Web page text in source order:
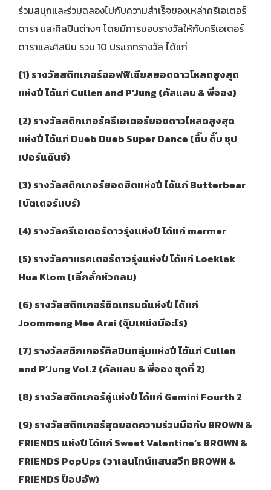
ร่วมสนุกและร่วมฉลองไปกับความสำเร็จของเหล่าครีเอเตอร์
ดารา และศิลปินต่างๆ โดยมีการมอบรางวัลให้กับครีเอเตอร์
ดาราและศิลปิน รวม 10 ประเภทรางวัล ได้แก่
(1) รางวัลสติกเกอร์ออฟฟิเชียลยอดดาวโหลดสูงสุด
แห่งปี ได้แก่ Cullen and P’Jung (คัลแลน & พี่จอง)
(2) รางวัลสติกเกอร์ครีเอเตอร์ยอดดาวโหลดสูงสุด
แห่งปี ได้แก่ Dueb Dueb Super Dance (ดึ๊บ ดึ๊บ ซุป
เปอร์แด๊นซ์)
(3) รางวัลสติกเกอร์ยอดฮิตแห่งปี ได้แก่ Butterbear
(บัตเตอร์แบร์)
(4) รางวัลครีเอเตอร์ดาวรุ่งแห่งปี ได้แก่ marmar
(5) รางวัลคาแรคเตอร์ดาวรุ่งแห่งปี ได้แก่ Loeklak
Hua Klom (เลิ่กลั่กหัวกลม)
(6) รางวัลสติกเกอร์ติดเทรนด์แห่งปี ได้แก่
Joommeng Mee Arai (จุ๊มเหม่งมีอะไร)
(7) รางวัลสติกเกอร์ศิลปินกลุ่มแห่งปี ได้แก่ Cullen
and P’Jung Vol.2 (คัลแลน & พี่จอง ชุดที่ 2)
(8) รางวัลสติกเกอร์คู่แห่งปี ได้แก่ Gemini Fourth 2
(9) รางวัลสติกเกอร์สุดยอดความร่วมมือกับ BROWN &
FRIENDS แห่งปี ได้แก่ Sweet Valentine’s BROWN &
FRIENDS PopUps (วาเลนไทน์แสนสวีท BROWN &
FRIENDS ป็อปอัพ)